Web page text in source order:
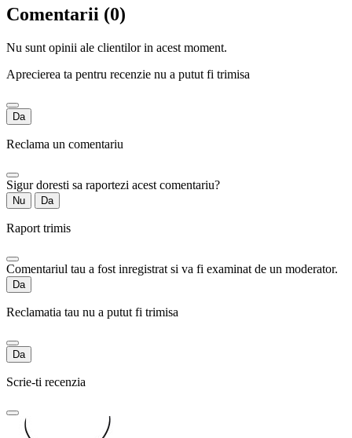
Comentarii (0)
Nu sunt opinii ale clientilor in acest moment.
Aprecierea ta pentru recenzie nu a putut fi trimisa
Da
Reclama un comentariu
Sigur doresti sa raportezi acest comentariu?
Nu Da
Raport trimis
Comentariul tau a fost inregistrat si va fi examinat de un moderator.
Da
Reclamatia tau nu a putut fi trimisa
Da
Scrie-ti recenzia